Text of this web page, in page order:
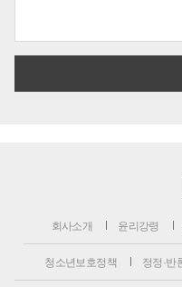
회사소개 윤리강령
청소년보호정책 정정·반